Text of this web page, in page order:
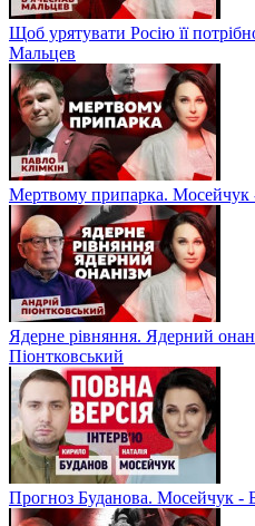
Щоб урятувати Росію її
Мальцев
Мертвому припарка. Мосейчук
Ядерне рівняння. Ядерний
Піонтковський
Прогноз Буданова. Мосейчук -